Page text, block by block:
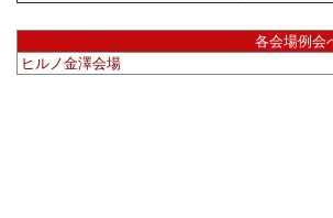
各会場例会
ヒルノ金澤会場